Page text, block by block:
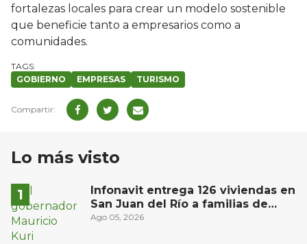
fortalezas locales para crear un modelo sostenible
que beneficie tanto a empresarios como a
comunidades.
GOBIERNO EMPRESAS TURISMO
Lo más visto
Infonavit entrega 126 viviendas en
San Juan del Río a familias de
bajos ingresos
Ago 05, 2026